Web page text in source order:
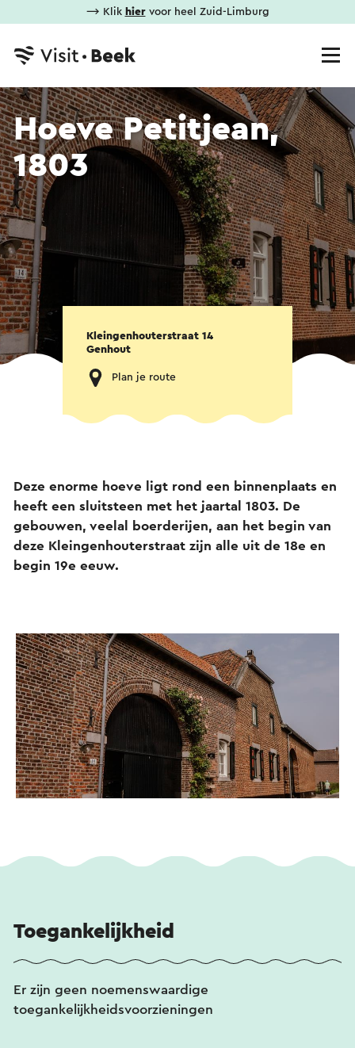
⟶ Klik hiervoor heel Zuid-Limburg
Hoeve Petitjean,
1803
Kleingenhouterstraat 14
Genhout
Plan je route
Deze enorme hoeve ligt rond een binnenplaats en
heeft een sluitsteen met het jaartal 1803. De
gebouwen, veelal boerderijen, aan het begin van
deze Kleingenhouterstraat zijn alle uit de 18e en
begin 19e eeuw.
Toegankelijkheid
Er zijn geen noemenswaardige
toegankelijkheidsvoorzieningen